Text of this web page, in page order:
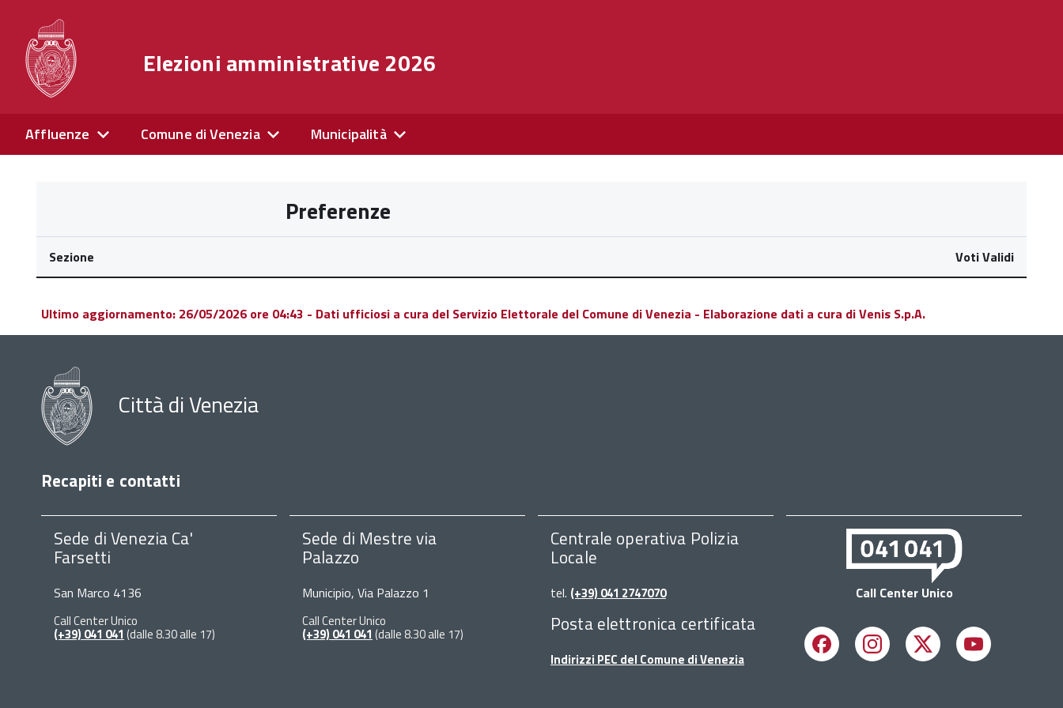
Elezioni amministrative 2026
Affluenze Comune di Venezia Municipalità
Preferenze
Sezione Voti Validi
Ultimo aggiornamento: 26/05/2026 ore 04:43 - Dati ufficiosi a cura del Servizio Elettorale del Comune di Venezia - Elaborazione dati a cura di Venis S.p.A.
Città di Venezia
Recapiti e contatti
Sede di Venezia Ca'
Farsetti
San Marco 4136
Call Center Unico
(+39) 041 041 (dalle 8.30 alle 17)
Sede di Mestre via
Palazzo
Municipio, Via Palazzo 1
Call Center Unico
(+39) 041 041 (dalle 8.30 alle 17)
Centrale operativa Polizia
Locale
tel. (+39) 041 2747070
Posta elettronica certificata
Indirizzi PEC del Comune di Venezia
Call Center Unico
FacebookInstagram
X Youtube